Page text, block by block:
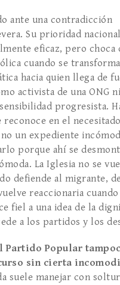
ante una contradicción
Su prioridad
eficaz, pero choca
cuando se
hacia quien llega de
activista de una ONG
progresista.
reconoce en el
un expediente
porque ahí se
La Iglesia no se
defiende al migrante,
reaccionaria
fiel a una idea de la
a los partidos y los
Partido Popular
sin cierta
suele manejar con